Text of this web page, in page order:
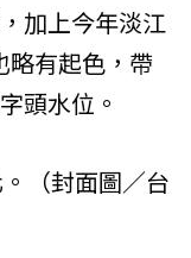
加上今年淡江
略有起色，帶
頭水位。
（封面圖／台